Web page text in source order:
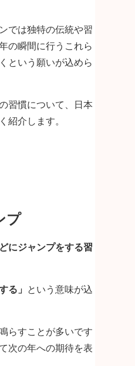
では独特の伝統や習
の瞬間に行うこれら
という願いが込めら
習慣について、日本
紹介します。
プ
にジャンプをする習
る」
という意味が込
らすことが多いです
次の年への期待を表